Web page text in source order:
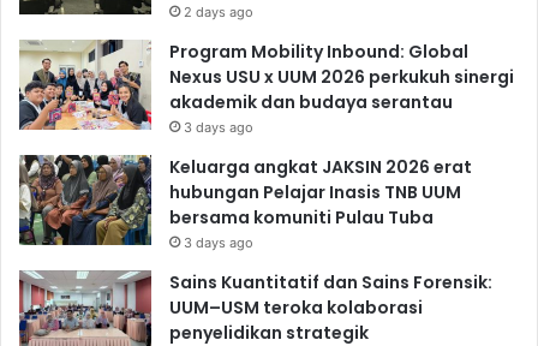
2 days ago
Program Mobility Inbound: Global
Nexus USU x UUM 2026 perkukuh sinergi
akademik dan budaya serantau
3 days ago
Keluarga angkat JAKSIN 2026 erat
hubungan Pelajar Inasis TNB UUM
bersama komuniti Pulau Tuba
3 days ago
Sains Kuantitatif dan Sains Forensik:
UUM–USM teroka kolaborasi
penyelidikan strategik